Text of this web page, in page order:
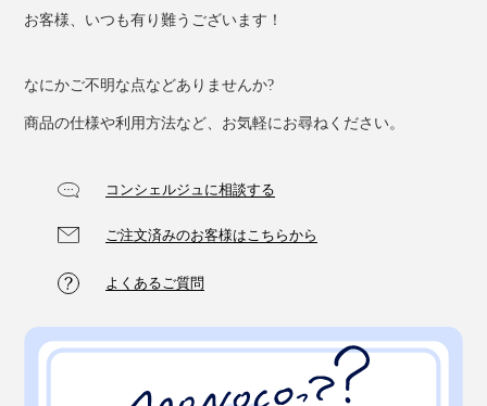
う。疲れた夜も、やさしい自然が包んでくれるイメージ
お客様、いつも有り難うございます！
なにかご不明な点などありませんか?
商品の仕様や利用方法など、お気軽にお尋ねください。
コンシェルジュに相談する
ご注文済みのお客様はこちらから
よくあるご質問